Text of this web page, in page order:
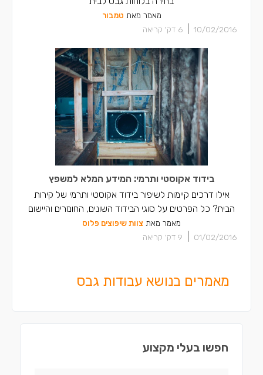
מאמר מאת טמבור
10/02/2016
6 דק' קריאה
בידוד אקוסטי ותרמי: המידע המלא למשפץ
אילו דרכים קיימות לשיפור בידוד אקוסטי ותרמי של קירות
הבית? כל הפרטים על סוגי הבידוד השונים, החומרים והיישום
מאמר מאת צוות שיפוצים פלוס
01/02/2016
9 דק' קריאה
מאמרים בנושא עבודות גבס
חפשו בעלי מקצוע